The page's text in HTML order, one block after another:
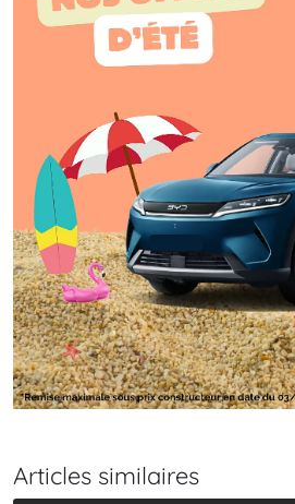
Articles similaires